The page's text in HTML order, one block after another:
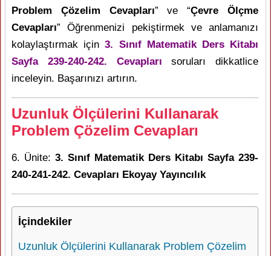
Problem Çözelim Cevapları” ve “Çevre Ölçme
Cevapları” Öğrenmenizi pekiştirmek ve anlamanızı
kolaylaştırmak için3. Sınıf Matematik Ders Kitabı
Sayfa 239-240-242. Cevapları soruları dikkatlice
inceleyin. Başarınızı artırın.
Uzunluk Ölçülerini Kullanarak
Problem Çözelim Cevapları
6. Ünite: 3. Sınıf Matematik Ders Kitabı Sayfa 239-
240-241-242. Cevapları Ekoyay Yayıncılık
İçindekiler
Uzunluk Ölçülerini Kullanarak Problem Çözelim